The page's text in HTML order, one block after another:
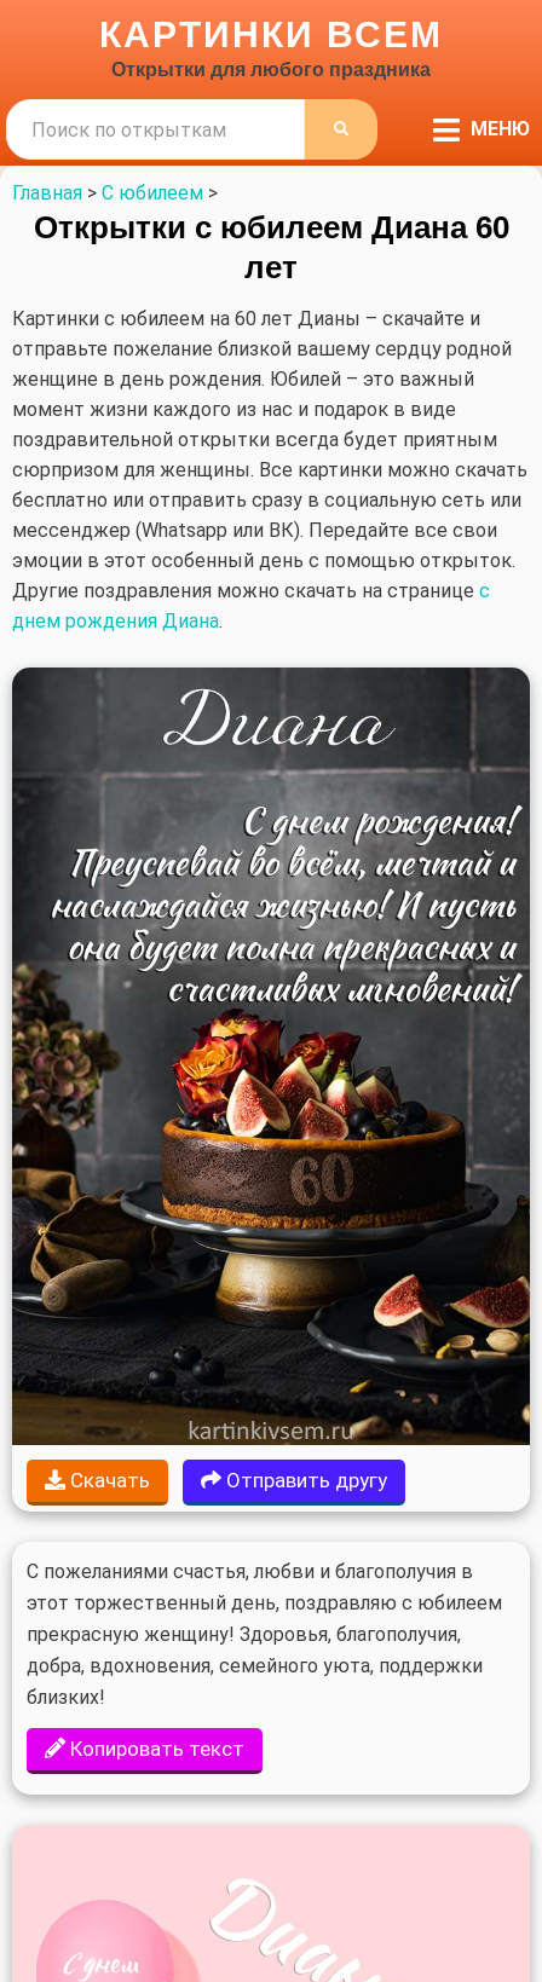
КАРТИНКИ ВСЕМ
Открытки для любого праздника
Поиск
ПОИСК МЕНЮ
Главная > С юбилеем >
Открытки с юбилеем Диана 60
лет
Картинки с юбилеем на 60 лет Дианы – скачайте и
отправьте пожелание близкой вашему сердцу родной
женщине в день рождения. Юбилей – это важный
момент жизни каждого из нас и подарок в виде
поздравительной открытки всегда будет приятным
сюрпризом для женщины. Все картинки можно скачать
бесплатно или отправить сразу в социальную сеть или
мессенджер (Whatsapp или ВК). Передайте все свои
эмоции в этот особенный день с помощью открыток.
Другие поздравления можно скачать на странице с
днем рождения Диана.
Скачать Отправить другу
С пожеланиями счастья, любви и благополучия в
этот торжественный день, поздравляю с юбилеем
прекрасную женщину! Здоровья, благополучия,
добра, вдохновения, семейного уюта, поддержки
близких!
Копировать текст